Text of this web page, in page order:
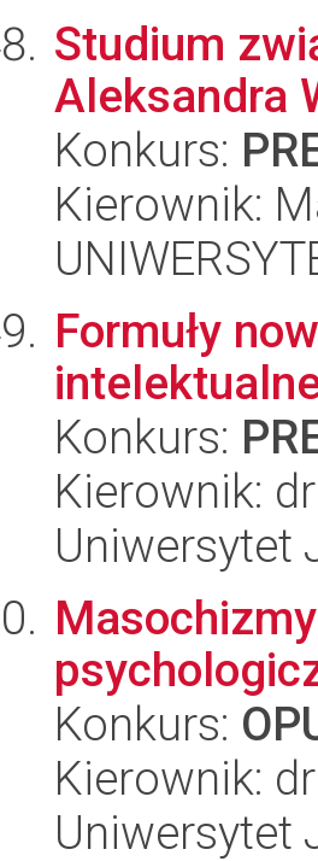
Studium
Aleksandra
Konkurs:
Kierownik:
Formuły
Konkurs:
Kierownik:
Uniwersytet
Konkurs:
Kierownik:
Uniwersytet